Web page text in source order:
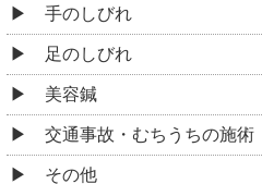
手のしびれ
足のしびれ
美容鍼
交通事故・むちうちの施術
その他